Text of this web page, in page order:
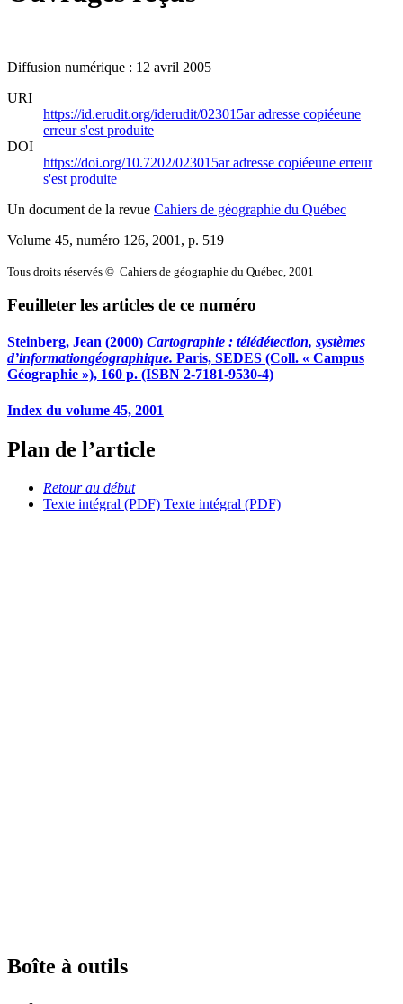
Diffusion numérique : 12 avril 2005
URI
https://id.erudit.org/iderudit/023015aradresse copiéeune
erreur s'est produite
DOI
https://doi.org/10.7202/023015aradresse copiéeune erreur
s'est produite
Un document de la revue Cahiers de géographie du Québec
Volume 45, numéro 126, 2001 , p. 519
Tous droits réservés © Cahiers de géographie du Québec, 2001
Feuilleter les articles de ce numéro
Steinberg, Jean (2000) Cartographie : télédétection, systèmes
d’informationgéographique. Paris, SEDES (Coll. « Campus
Géographie »), 160 p. (ISBN 2-7181-9530-4)
Index du volume 45, 2001
Plan de l’article
Retour au début
Texte intégral (PDF) Texte intégral (PDF)
Boîte à outils